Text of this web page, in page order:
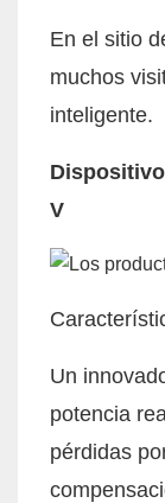
En el sitio
muchos
inteligente.
V
Un
potencia
pérdidas